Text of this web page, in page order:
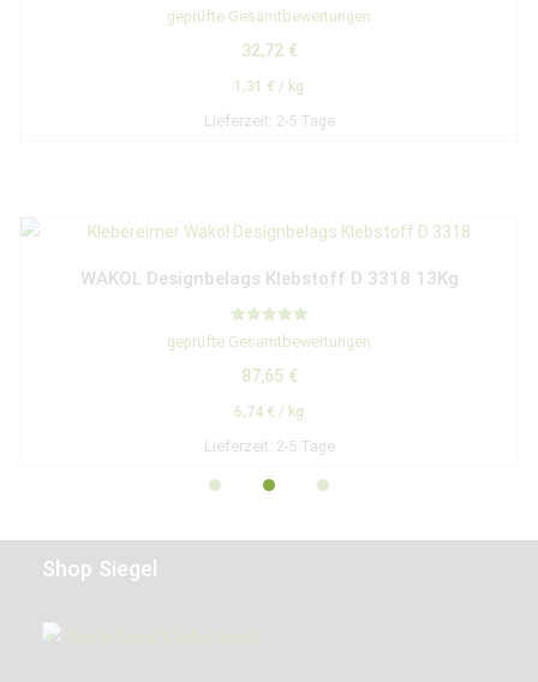
Bewertet
mit
von 5
geprüfte Gesamtbewertungen
32,72 €
1,31 € / kg
Lieferzeit: 2-5 Tage
WAKOL Designbelags Klebstoff D 3318 13Kg
Bewertet mit
5.00
geprüfte Gesamtbewertungen
87,65 €
6,74 € / kg
Lieferzeit: 2-5 Tage
Shop Siegel